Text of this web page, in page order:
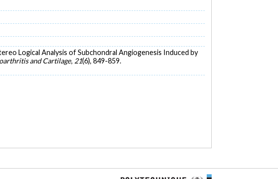
Logical Analysis of Subchondral Angiogenesis Induced by
and Cartilage, 21(6), 849-859.